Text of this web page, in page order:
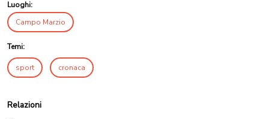
Luoghi:
Campo Marzio
Temi:
sport cronaca
Relazioni